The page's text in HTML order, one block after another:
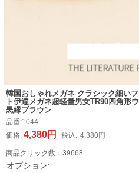
韓国おしゃれメガネ クラシック細い
ト伊達メガネ超軽量男女TR90四角形
黒縁ブラウン
品番:1044
価格: 4,380円 税込: 4,380円
商品クリック数： 39668
オプション: